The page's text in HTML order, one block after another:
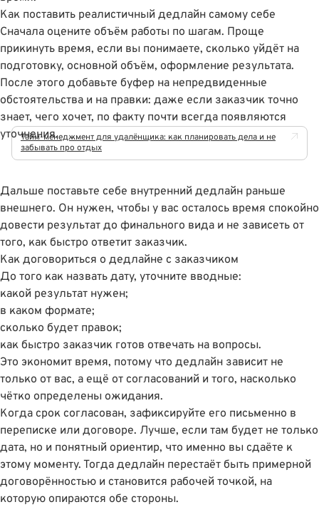
Как поставить реалистичный дедлайн самому себе
Сначала оцените объём работы по шагам. Проще
прикинуть время, если вы понимаете, сколько уйдёт на
подготовку, основной объём, оформление результата.
После этого добавьте буфер на непредвиденные
обстоятельства и на правки: даже если заказчик точно
знает, чего хочет, по факту почти всегда появляются
уточнения.
Тайм-менеджмент для удалёнщика: как планировать дела и не
забывать про отдых
Дальше поставьте себе внутренний дедлайн раньше
внешнего. Он нужен, чтобы у вас осталось время спокойно
довести результат до финального вида и не зависеть от
того, как быстро ответит заказчик.
Как договориться о дедлайне с заказчиком
До того как назвать дату, уточните вводные:
какой результат нужен;
в каком формате;
сколько будет правок;
как быстро заказчик готов отвечать на вопросы.
Это экономит время, потому что дедлайн зависит не
только от вас, а ещё от согласований и того, насколько
чётко определены ожидания.
Когда срок согласован, зафиксируйте его письменно в
переписке или договоре. Лучше, если там будет не только
дата, но и понятный ориентир, что именно вы сдаёте к
этому моменту. Тогда дедлайн перестаёт быть примерной
договорённостью и становится рабочей точкой, на
которую опираются обе стороны.